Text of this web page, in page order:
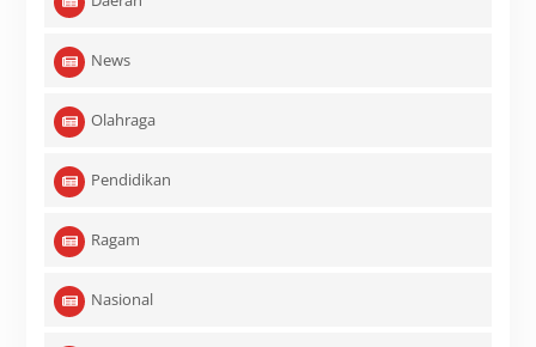
News
Olahraga
Pendidikan
Ragam
Nasional